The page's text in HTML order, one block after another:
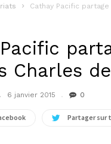
Cathay Pacific
Charles
6 janvier 2015 0
Partager